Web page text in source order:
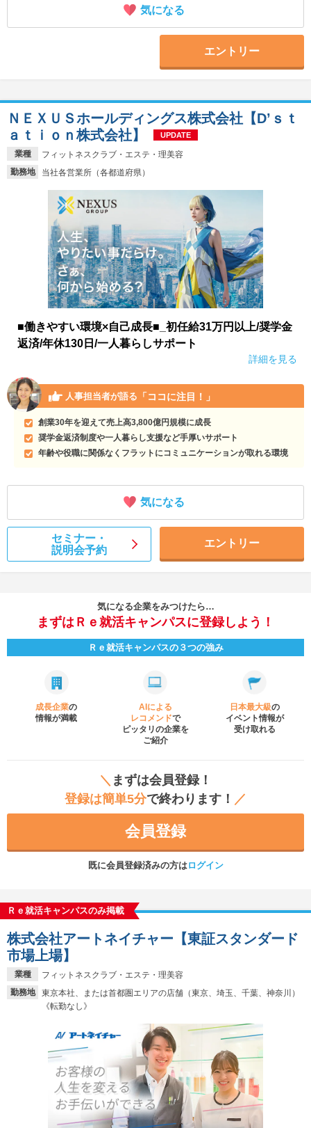
気になる
エントリー
業種
フィットネスクラブ・エステ・理美容
勤務地
当社各営業所（各都道府県）
ＮＥＸＵＳホールディングス株式会社【D’ｓｔ
ａｔｉｏｎ株式会社】
UPDATE
■働きやすい環境×自己成長■_初任給31万円以上/奨学金
返済/年休130日/一人暮らしサポート
詳細を見る
人事担当者が語る 「ココに注目！」
創業30年を迎えて売上高3,800億円規模に成長
奨学金返済制度や一人暮らし支援など手厚いサポート
年齢や役職に関係なくフラットにコミュニケーションが取れる環境
気になる
セミナー・
説明会予約
エントリー
気になる企業をみつけたら…
まずはＲｅ就活キャンパスに登録しよう！
Ｒｅ就活キャンパスの３つの強み
成長企業の
情報が満載
AIによる
レコメンドで
ピッタリの企業を
ご紹介
日本最大級の
イベント情報が
受け取れる
＼ まずは会員登録！
登録は簡単5分で終わります！ ／
会員登録
既に会員登録済みの方はログイン
Ｒｅ就活キャンパスのみ掲載
業種
フィットネスクラブ・エステ・理美容
勤務地
東京本社、または首都圏エリアの店舗（東京、埼玉、千葉、神奈川）
《転勤なし》
株式会社アートネイチャー【東証スタンダード
市場上場】